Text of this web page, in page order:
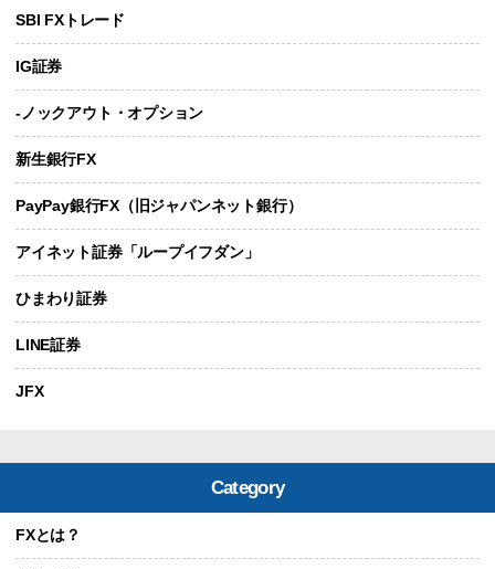
SBI FXトレード
IG証券
-ノックアウト・オプション
新生銀行FX
PayPay銀行FX（旧ジャパンネット銀行）
アイネット証券「ループイフダン」
ひまわり証券
LINE証券
JFX
Category
FXとは？